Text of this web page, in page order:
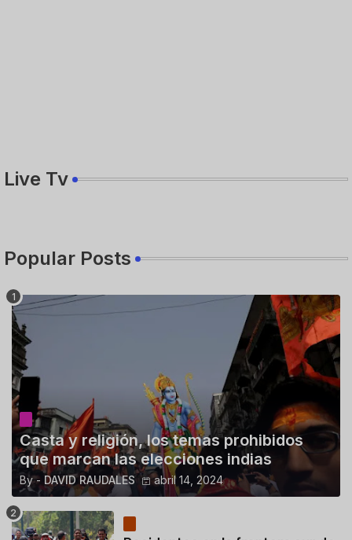
Live Tv
Popular Posts
Casta y religión, los temas prohibidos
que marcan las elecciones indias
By - DAVID RAUDALES abril 14, 2024